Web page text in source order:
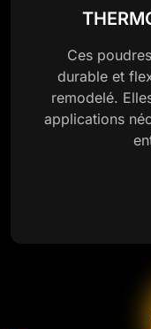
Ces
durable et
remodelé.
applications